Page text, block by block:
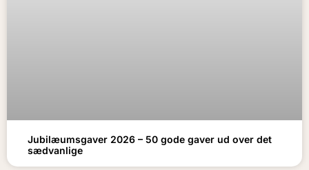
Jubilæumsgaver 2026 – 50 gode gaver ud over det
sædvanlige